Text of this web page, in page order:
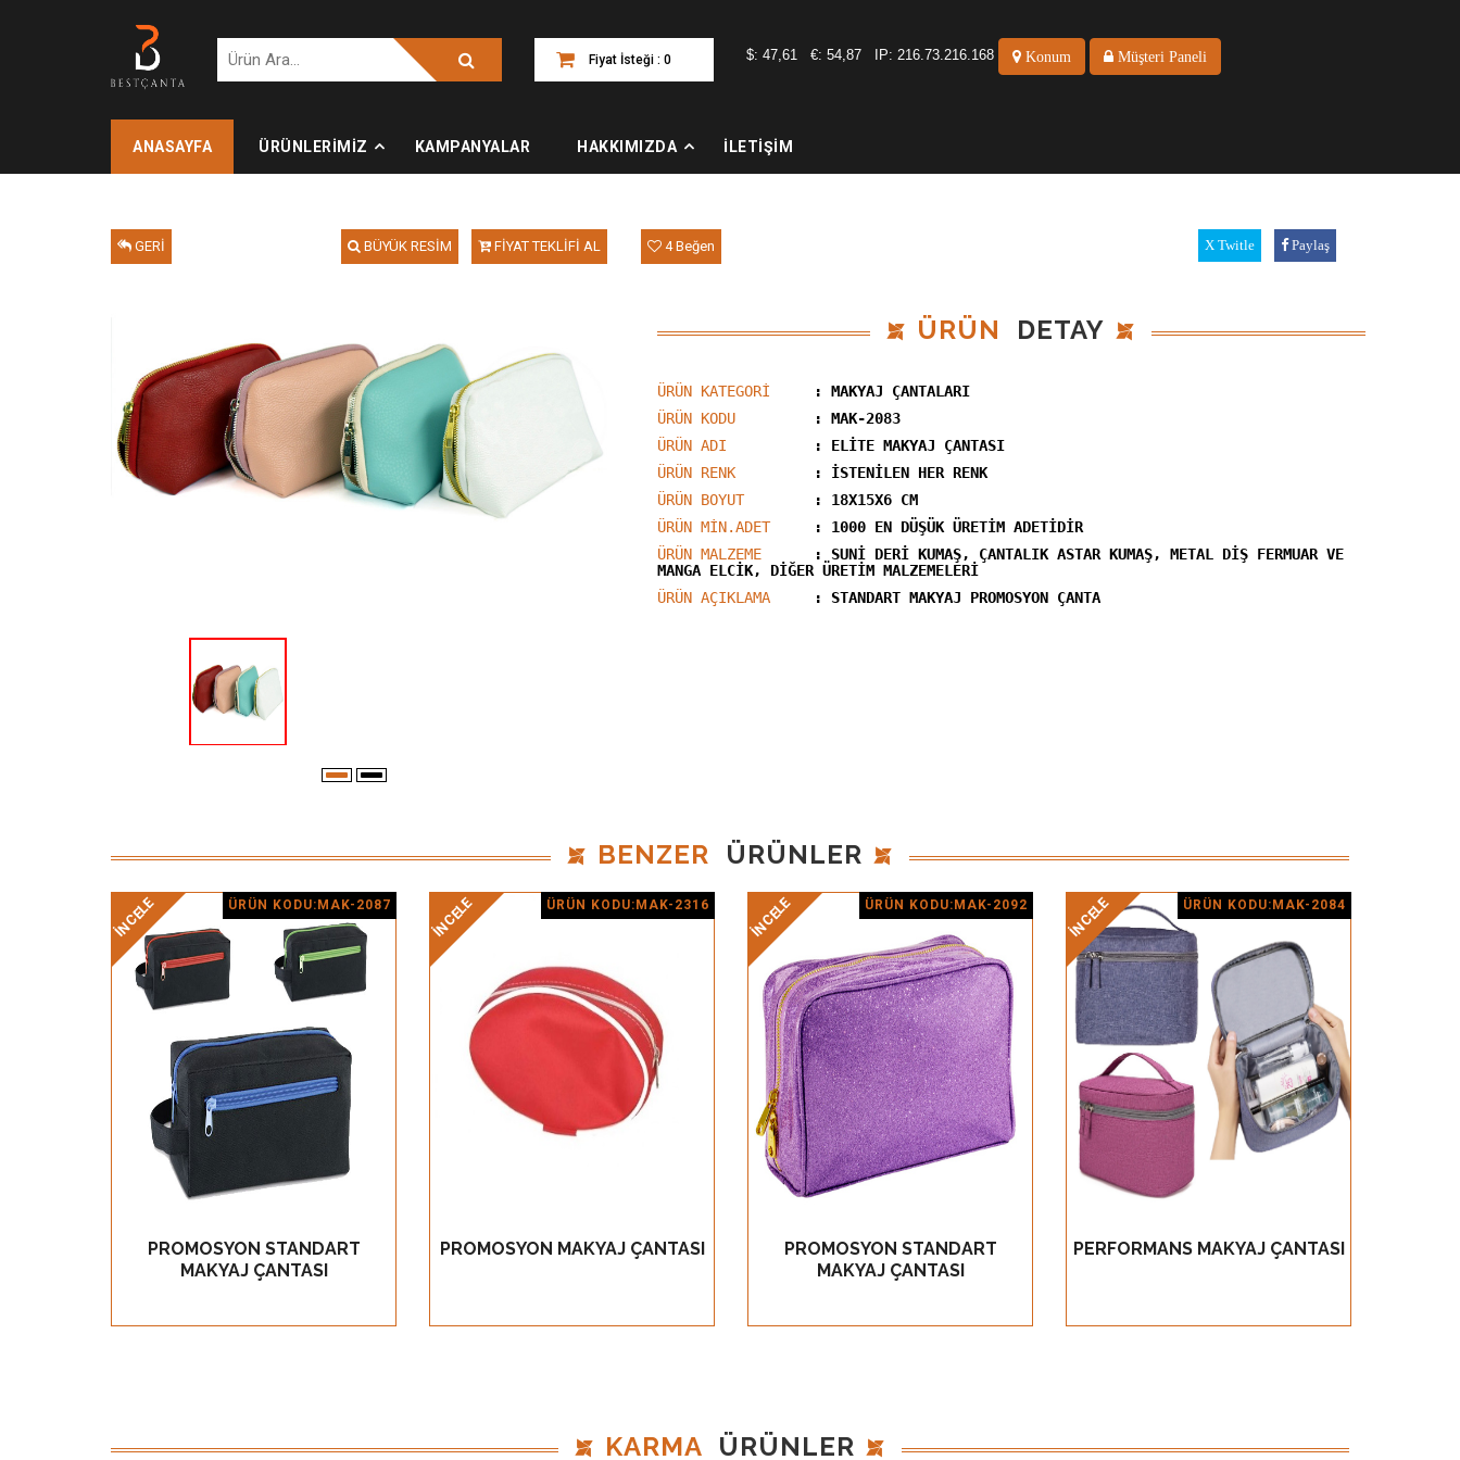
Fiyat İsteği : 0 $: 47,61 €: 54,87 IP: 216.73.216.168 Konum Müşteri Paneli
ANASAYFA ÜRÜNLERİMİZ KAMPANYALAR HAKKIMIZDA İLETİŞİM
GERİ FİYAT TEKLİFİ AL
BÜYÜK RESİM 4 Beğen Paylaş
Twitle
ÜRÜN DETAY
ÜRÜN KATEGORİ
: MAKYAJ ÇANTALARI
ÜRÜN KODU
: MAK-2083
ÜRÜN ADI
: ELİTE MAKYAJ ÇANTASI
ÜRÜN RENK
: İSTENİLEN HER RENK
ÜRÜN BOYUT
: 18X15X6 CM
ÜRÜN MİN.ADET
: 1000 EN DÜŞÜK ÜRETİM ADETİDİR
ÜRÜN MALZEME
: SUNİ DERİ KUMAŞ, ÇANTALIK ASTAR KUMAŞ, METAL DİŞ FERMUAR VE
MANGA ELCİK, DİĞER ÜRETİM MALZEMELERİ
ÜRÜN AÇIKLAMA
: STANDART MAKYAJ PROMOSYON ÇANTA
BENZER ÜRÜNLER
İNCELE ÜRÜN KODU:MAK-2087
GÖZ AT
Ürün Detay
PROMOSYON STANDART
MAKYAJ ÇANTASI
İNCELE ÜRÜN KODU:MAK-2316
GÖZ AT
Ürün Detay
PROMOSYON MAKYAJ ÇANTASI
İNCELE ÜRÜN KODU:MAK-2092
GÖZ AT
Ürün Detay
PROMOSYON STANDART
MAKYAJ ÇANTASI
İNCELE ÜRÜN KODU:MAK-2084
GÖZ AT
Ürün Detay
PERFORMANS MAKYAJ ÇANTASI
KARMA ÜRÜNLER